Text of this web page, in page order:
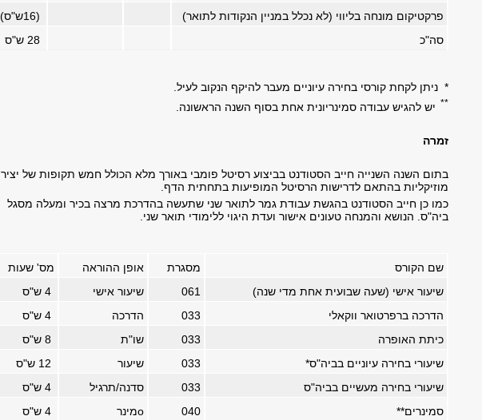
פרקטיקום מונחה בליווי (לא נכלל במניין הנקודות לתואר)
16)ש"ס)
סה"כ
28 ש"ס
* ניתן לקחת קורסי בחירה עיוניים מעבר להיקף הנקוב לעיל.
** יש להגיש עבודה סמינריונית אחת בסוף השנה הראשונה.
זמרה
בתום השנה השנייה חייב הסטודנט בביצוע רסיטל פומבי באורך מלא הכולל חמש תקופות של
מוזיקליות בהתאם לדרישות הרסיטל המופיעות בתחתית הדף.
כמו כן חייב הסטודנט בהגשת עבודת גמר לתואר שני שתעשה בהדרכת מרצה בכיר ומעלה מסגל
ביה"ס. הנושא והמנחה טעונים אישור ועדת היגוי ללימודי תואר שני.
שם הקורס מסגרת אופן ההוראה
מס' שעות
שיעור אישי (שעה שבועית אחת מדי שנה)
061 שיעור אישי 4 ש"ס
הדרכה ברפרטואר ווקאלי
033 הדרכה 4 ש"ס
כיתת האופרה
033 שו"ת 8 ש"ס
שיעורי בחירה עיוניים בביה"ס*
033 שיעור 12 ש"ס
שיעורי בחירה מעשיים בביה"ס
033 סדנה/תרגיל 4 ש"ס
סמינרים**
040
oמינר 4 ש"ס